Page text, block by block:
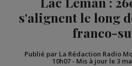
BIGARD
s'alignent le long
franco-
Publié par La Rédaction Radio
10h07 - Mis à jour le 3